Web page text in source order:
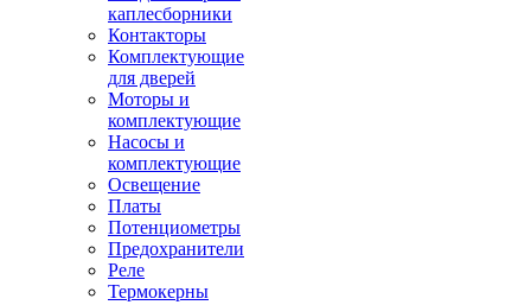
каплесборники
Контакторы
Комплектующие
для дверей
Моторы и
комплектующие
Насосы и
комплектующие
Освещение
Платы
Потенциометры
Предохранители
Реле
Термокерны